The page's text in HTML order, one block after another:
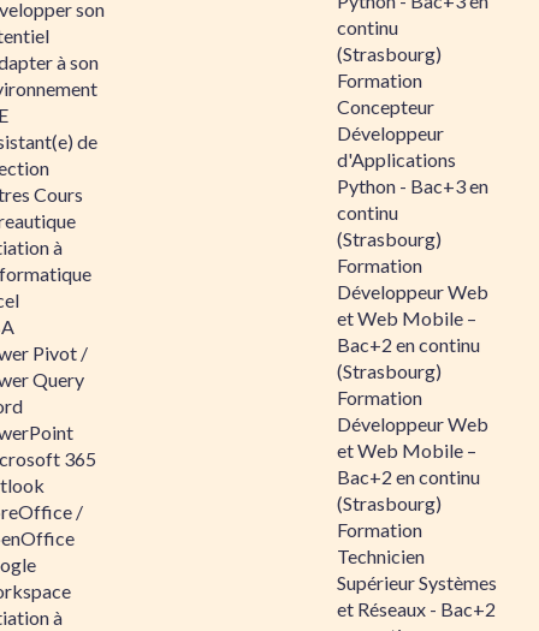
son
à son
de
Cours
à
Pivot /
Query
365
/
à
continu
(Strasbourg)
Formation
Concepteur
Développeur
d'Applications
Python - Bac+3 en
continu
(Strasbourg)
Formation
Développeur Web
et Web Mobile –
Bac+2 en continu
(Strasbourg)
Formation
Développeur Web
et Web Mobile –
Bac+2 en continu
(Strasbourg)
Formation
Technicien
Supérieur Systèmes
et Réseaux - Bac+2